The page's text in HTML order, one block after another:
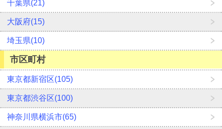
千葉県(21)
大阪府(15)
埼玉県(10)
市区町村
東京都新宿区(105)
東京都渋谷区(100)
神奈川県横浜市(65)